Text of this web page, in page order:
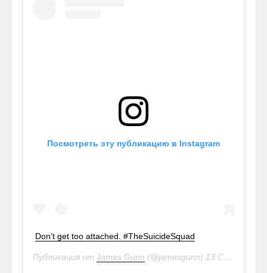
Посмотреть эту публикацию в Instagram
Don’t get too attached. #TheSuicideSquad
Публикация отJames Gunn (@jamesgunn)13 Сен 2019 в 12:50 PDT